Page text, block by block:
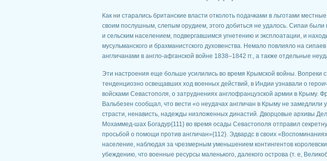
Как ни старались британские власти отколоть подачками в льготами
своим послушным, слепым орудием, этого добиться не удалось. Сипаи были
и сельским населением, подвергавшимся угнетению и эксплоатации, и
мусульманского и брахманистского духовенства. Немало повлияло на
англичанами в англо-афганской войне 1838–1842 гг., а также отдельные
Эти настроения еще больше усилились во время Крымской войны. Вопреки
тенденциозно освещавших ход военных действий, в Индии узнавали о
войсками Севастополя, о затруднениях англофранцузской армии в Крыму.
Вальбезен сообщал, что вести «о неудачах англичан в Крыму не замедлили
страсти, ненависть, надежды низложенных династий. Дворцовые архивы
Мохаммед-шах Богадур{111} во время осады Севастополя отправил
просьбой о помощи против англичан»{112}. Эдвардс в своих
население, наблюдая за чрезмерным уменьшением контингентов
убеждению, что военные ресурсы маленького, далекого острова (т. е,